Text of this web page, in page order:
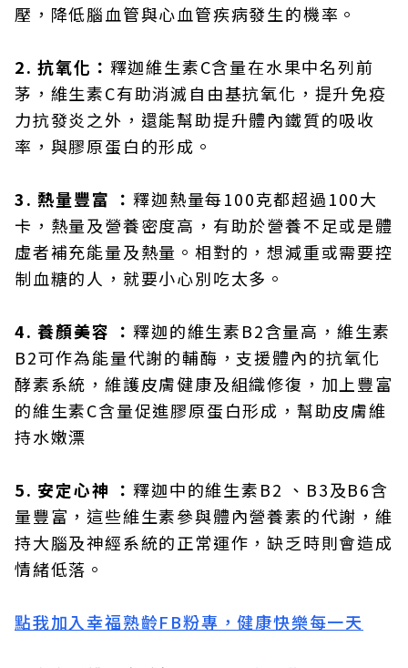
壓，降低腦血管與心血管疾病發生的機率。
2. 抗氧化： 釋迦維生素C含量在水果中名列前
茅，維生素C有助消滅自由基抗氧化，提升免疫
力抗發炎之外，還能幫助提升體內鐵質的吸收
率，與膠原蛋白的形成。
3. 熱量豐富 ：釋迦熱量每100克都超過100大
卡，熱量及營養密度高，有助於營養不足或是體
虛者補充能量及熱量。相對的，想減重或需要控
制血糖的人，就要小心別吃太多。
4. 養顏美容 ：釋迦的維生素B2含量高，維生素
B2可作為能量代謝的輔酶，支援體內的抗氧化
酵素系統，維護皮膚健康及組織修復，加上豐富
的維生素C含量促進膠原蛋白形成，幫助皮膚維
持水嫩漂
5. 安定心神 ：釋迦中的維生素B2 、B3及B6含
量豐富，這些維生素參與體內營養素的代謝，維
持大腦及神經系統的正常運作，缺乏時則會造成
情緒低落。
點我加入幸福熟齡FB粉專，健康快樂每一天